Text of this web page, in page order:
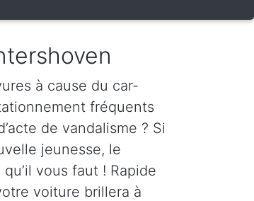
à cause du car-
fréquents
de vandalisme ? Si
jeunesse, le
vous faut ! Rapide
voiture brillera à